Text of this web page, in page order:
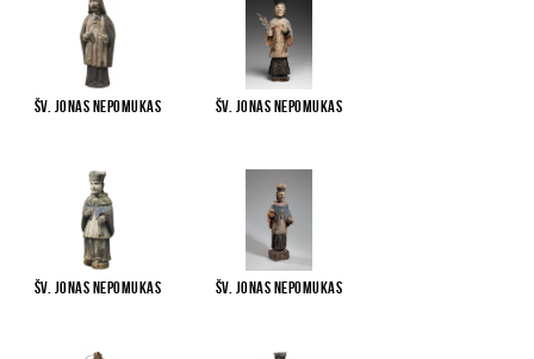
Šv. Jonas Nepomukas Šv. Jonas Nepomukas
Šv. Jonas Nepomukas Šv. Jonas Nepomukas